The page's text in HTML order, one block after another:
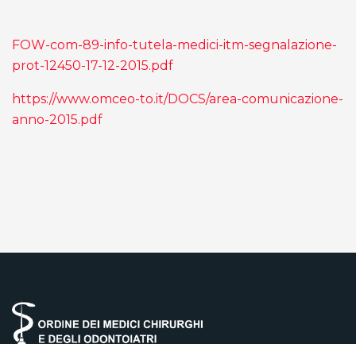
FOW-com-89-info-tutela-medici-itm-segnalazione-
prot-12450-17-12-2015.pdf
https://www.omceo-to.it/DOCS/area-comunicazione-
anno-2015.pdf